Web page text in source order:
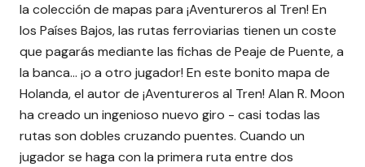
la colección de mapas para ¡Aventureros al Tren! En
los Países Bajos, las rutas ferroviarias tienen un coste
que pagarás mediante las fichas de Peaje de Puente, a
la banca... ¡o a otro jugador! En este bonito mapa de
Holanda, el autor de ¡Aventureros al Tren! Alan R. Moon
ha creado un ingenioso nuevo giro - casi todas las
rutas son dobles cruzando puentes. Cuando un
jugador se haga con la primera ruta entre dos